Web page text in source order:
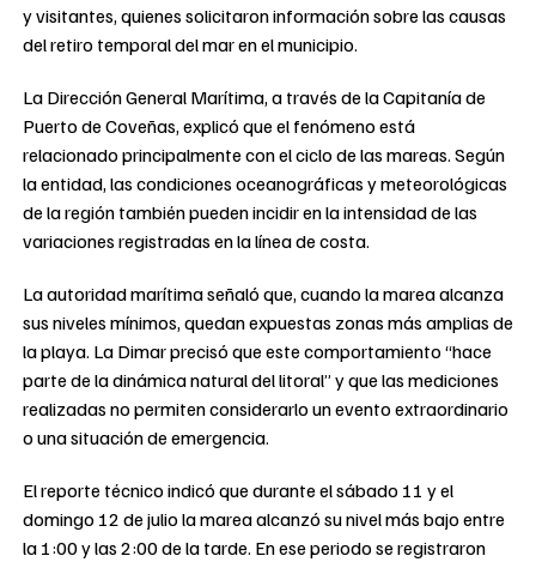
y visitantes, quienes solicitaron información sobre las causas
del retiro temporal del mar en el municipio.
La Dirección General Marítima, a través de la Capitanía de
Puerto de Coveñas, explicó que el fenómeno está
relacionado principalmente con el ciclo de las mareas. Según
la entidad, las condiciones oceanográficas y meteorológicas
de la región también pueden incidir en la intensidad de las
variaciones registradas en la línea de costa.
La autoridad marítima señaló que, cuando la marea alcanza
sus niveles mínimos, quedan expuestas zonas más amplias de
la playa. La Dimar precisó que este comportamiento “hace
parte de la dinámica natural del litoral” y que las mediciones
realizadas no permiten considerarlo un evento extraordinario
o una situación de emergencia.
El reporte técnico indicó que durante el sábado 11 y el
domingo 12 de julio la marea alcanzó su nivel más bajo entre
la 1:00 y las 2:00 de la tarde. En ese periodo se registraron